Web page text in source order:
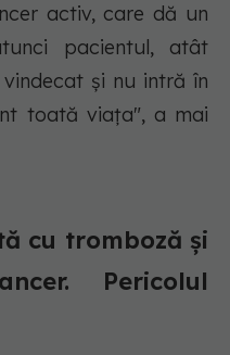
activ, care dă un
pacientul, atât
și nu intră în
toată viața", a mai
cu tromboză și
Pericolul